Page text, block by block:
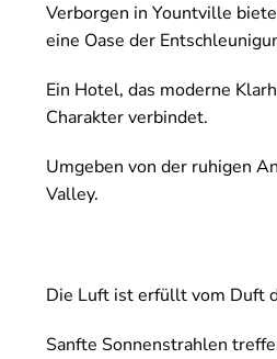
Verborgen in Yountville
eine Oase der
Ein Hotel, das moderne
Charakter verbindet.
Umgeben von der ruhigen
Valley.
Die Luft ist erfüllt vom Duft
Sanfte Sonnenstrahlen